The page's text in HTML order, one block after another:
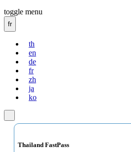
toggle menu
fr
th
en
de
fr
zh
ja
ko
Thailand FastPass